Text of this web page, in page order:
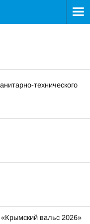
технического
вальс 2026»